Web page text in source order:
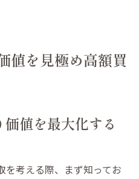
値を見極め高額買
値を最大化する
を考える際、まず知ってお